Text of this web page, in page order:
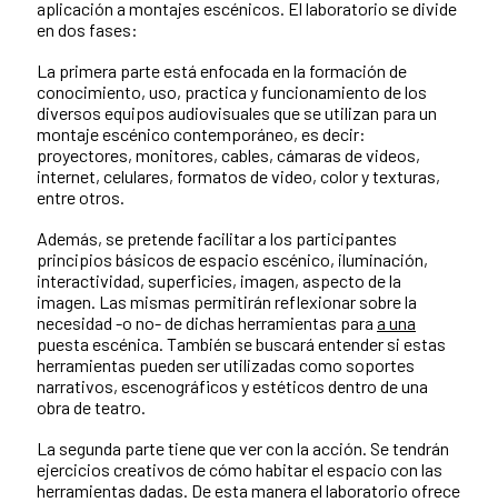
aplicación a montajes escénicos. El laboratorio se divide
en dos fases:
La primera parte está enfocada en la formación de
conocimiento, uso, practica y funcionamiento de los
diversos equipos audiovisuales que se utilizan para un
montaje escénico contemporáneo, es decir:
proyectores, monitores, cables, cámaras de videos,
internet, celulares, formatos de video, color y texturas,
entre otros.
Además, se pretende facilitar a los participantes
principios básicos de espacio escénico, iluminación,
interactividad, superficies, imagen, aspecto de la
imagen. Las mismas permitirán reflexionar sobre la
necesidad -o no- de dichas herramientas para a una
puesta escénica. También se buscará entender si estas
herramientas pueden ser utilizadas como soportes
narrativos, escenográficos y estéticos dentro de una
obra de teatro.
La segunda parte tiene que ver con la acción. Se tendrán
ejercicios creativos de cómo habitar el espacio con las
herramientas dadas. De esta manera el laboratorio ofrece